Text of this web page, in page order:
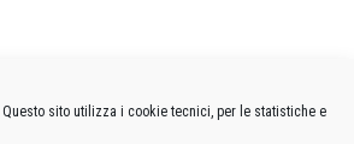
Questo sito utilizza i cookie tecnici, per le statistiche e